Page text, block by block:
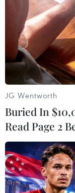
virus SARS-
24/04/2021 00:02
Những người
không có triệu
virus, đồng
virus hơn.
JG Wentworth
Buried In
Read Page 2